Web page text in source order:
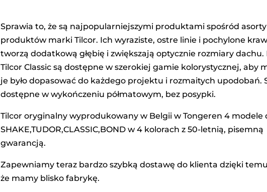
Sprawia to, że są najpopularniejszymi produktami spośród
produktów marki Tilcor. Ich wyraziste, ostre linie i pochylone
tworzą dodatkową głębię i zwiększają optycznie rozmiary dachu.
Tilcor Classic są dostępne w szerokiej gamie kolorystycznej, aby
je było dopasować do każdego projektu i rozmaitych upodobań.
dostępne w wykończeniu półmatowym, bez posypki.
Tilcor oryginalny wyprodukowany w Belgii w Tongeren 4 modele
SHAKE,TUDOR,CLASSIC,BOND w 4 kolorach z 50-letnią, pisemną
gwarancją.
Zapewniamy teraz bardzo szybką dostawę do klienta dzięki
że mamy blisko fabrykę.